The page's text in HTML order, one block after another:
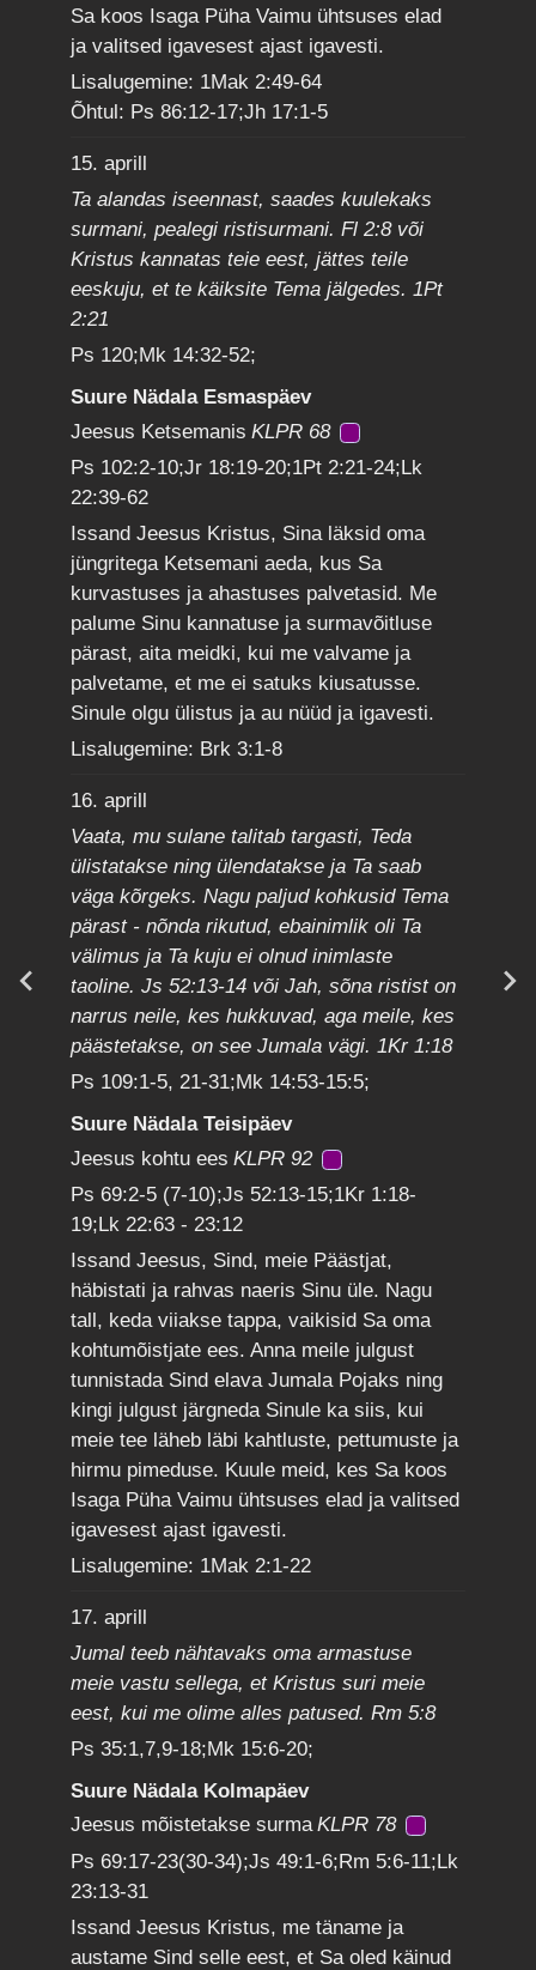
Sa koos Isaga Püha Vaimu ühtsuses elad
ja valitsed igavesest ajast igavesti.
Lisalugemine: 1Mak 2:49-64
Õhtul: Ps 86:12-17;Jh 17:1-5
15. aprill
Ta alandas iseennast, saades kuulekaks
surmani, pealegi ristisurmani. Fl 2:8 või
Kristus kannatas teie eest, jättes teile
eeskuju, et te käiksite Tema jälgedes. 1Pt
2:21
Ps 120;Mk 14:32-52;
Suure Nädala Esmaspäev
Jeesus Ketsemanis KLPR 68
Ps 102:2-10;Jr 18:19-20;1Pt 2:21-24;Lk
22:39-62
Issand Jeesus Kristus, Sina läksid oma
jüngritega Ketsemani aeda, kus Sa
kurvastuses ja ahastuses palvetasid. Me
palume Sinu kannatuse ja surmavõitluse
pärast, aita meidki, kui me valvame ja
palvetame, et me ei satuks kiusatusse.
Sinule olgu ülistus ja au nüüd ja igavesti.
Lisalugemine: Brk 3:1-8
16. aprill
Vaata, mu sulane talitab targasti, Teda
ülistatakse ning ülendatakse ja Ta saab
väga kõrgeks. Nagu paljud kohkusid Tema
pärast - nõnda rikutud, ebainimlik oli Ta
välimus ja Ta kuju ei olnud inimlaste
taoline. Js 52:13-14 või Jah, sõna ristist on
narrus neile, kes hukkuvad, aga meile, kes
päästetakse, on see Jumala vägi. 1Kr 1:18
Ps 109:1-5, 21-31;Mk 14:53-15:5;
Suure Nädala Teisipäev
Jeesus kohtu ees KLPR 92
Ps 69:2-5 (7-10);Js 52:13-15;1Kr 1:18-
19;Lk 22:63 - 23:12
Issand Jeesus, Sind, meie Päästjat,
häbistati ja rahvas naeris Sinu üle. Nagu
tall, keda viiakse tappa, vaikisid Sa oma
kohtumõistjate ees. Anna meile julgust
tunnistada Sind elava Jumala Pojaks ning
kingi julgust järgneda Sinule ka siis, kui
meie tee läheb läbi kahtluste, pettumuste ja
hirmu pimeduse. Kuule meid, kes Sa koos
Isaga Püha Vaimu ühtsuses elad ja valitsed
igavesest ajast igavesti.
Lisalugemine: 1Mak 2:1-22
17. aprill
Jumal teeb nähtavaks oma armastuse
meie vastu sellega, et Kristus suri meie
eest, kui me olime alles patused. Rm 5:8
Ps 35:1,7,9-18;Mk 15:6-20;
Suure Nädala Kolmapäev
Jeesus mõistetakse surmaKLPR 78
Ps 69:17-23(30-34);Js 49:1-6;Rm 5:6-11;Lk
23:13-31
Issand Jeesus Kristus, me täname ja
austame Sind selle eest, et Sa oled käinud